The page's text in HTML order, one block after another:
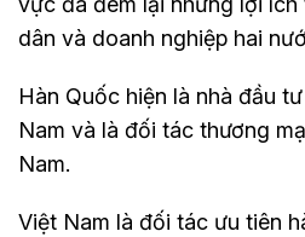
dân và doanh nghiệp hai
Hàn Quốc hiện là nhà đầu
Nam và là đối tác thương
Nam.
Việt Nam là đối tác ưu tiên